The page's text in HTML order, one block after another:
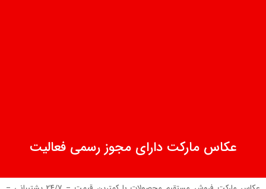
عکاس مارکت دارای مجوز رسمی فعالیت